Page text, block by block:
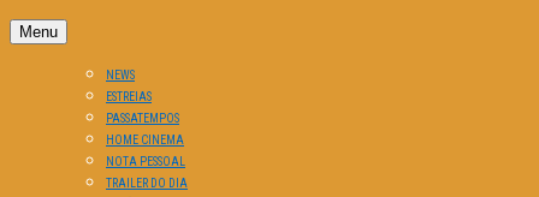
Menu
NEWS
ESTREIAS
PASSATEMPOS
HOME CINEMA
NOTA PESSOAL
TRAILER DO DIA